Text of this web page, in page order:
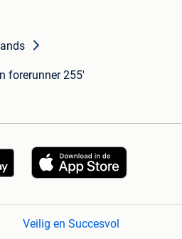
forerunner 255'
Veilig en Succesvol